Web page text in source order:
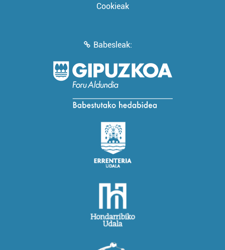
Cookieak
Babesleak: